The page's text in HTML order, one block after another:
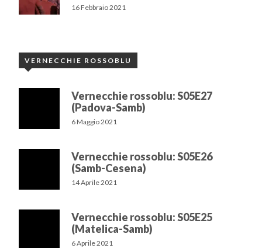
16 Febbraio 2021
VERNECCHIE ROSSOBLU
Vernecchie rossoblu: S05E27
(Padova-Samb)
6 Maggio 2021
Vernecchie rossoblu: S05E26
(Samb-Cesena)
14 Aprile 2021
Vernecchie rossoblu: S05E25
(Matelica-Samb)
6 Aprile 2021